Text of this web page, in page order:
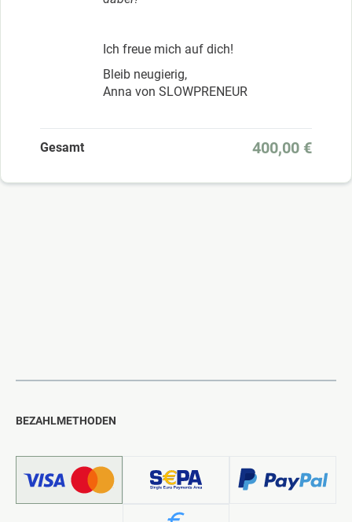
Ich freue mich auf dich!
Bleib neugierig,
Anna von SLOWPRENEUR
Gesamt 400,00 €
BEZAHLMETHODEN